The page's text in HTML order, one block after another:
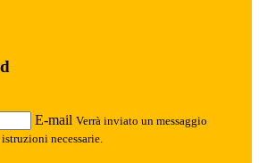
E-mail Verrà inviato un messaggio
necessarie.